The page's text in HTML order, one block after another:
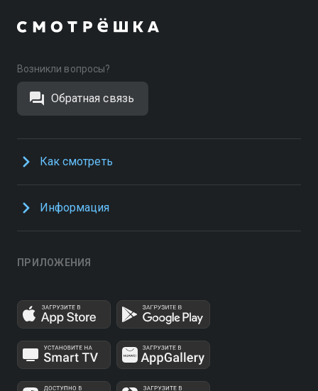
Возникли вопросы?
Обратная связь
Как смотреть
Информация
ПРИЛОЖЕНИЯ